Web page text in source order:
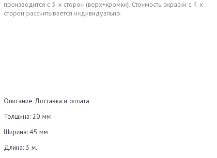
производится с 3-х сторон (верх+кромки). Стоимость окраски с 4-х
сторон рассчитывается индивидуально.
Описание Доставка и оплата
Толщина: 20 мм
Ширина: 45 мм
Длина: 3 м.